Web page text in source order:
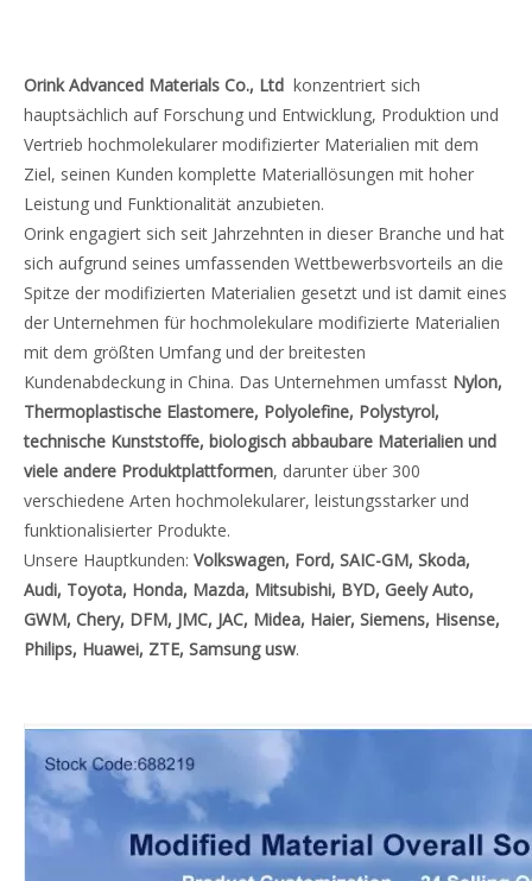
Orink Advanced Materials Co., Ltd konzentriert sich
hauptsächlich auf Forschung und Entwicklung, Produktion und
Vertrieb hochmolekularer modifizierter Materialien mit dem
Ziel, seinen Kunden komplette Materiallösungen mit hoher
Leistung und Funktionalität anzubieten.
Orink engagiert sich seit Jahrzehnten in dieser Branche und hat
sich aufgrund seines umfassenden Wettbewerbsvorteils an die
Spitze der modifizierten Materialien gesetzt und ist damit eines
der Unternehmen für hochmolekulare modifizierte Materialien
mit dem größten Umfang und der breitesten
Kundenabdeckung in China. Das Unternehmen umfasst Nylon,
Thermoplastische Elastomere, Polyolefine, Polystyrol,
technische Kunststoffe, biologisch abbaubare Materialien und
viele andere Produktplattformen, darunter über 300
verschiedene Arten hochmolekularer, leistungsstarker und
funktionalisierter Produkte.
Unsere Hauptkunden: Volkswagen, Ford, SAIC-GM, Skoda,
Audi, Toyota, Honda, Mazda, Mitsubishi, BYD, Geely Auto,
GWM, Chery, DFM, JMC, JAC, Midea, Haier, Siemens, Hisense,
Philips, Huawei, ZTE, Samsung usw.